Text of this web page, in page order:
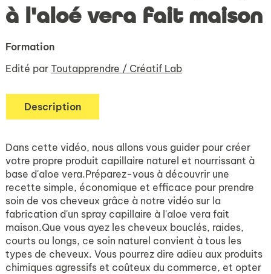
à l'aloé vera fait maison
Formation
Edité par Toutapprendre / Créatif Lab
Description
Dans cette vidéo, nous allons vous guider pour créer
votre propre produit capillaire naturel et nourrissant à
base d'aloe vera.Préparez-vous à découvrir une
recette simple, économique et efficace pour prendre
soin de vos cheveux grâce à notre vidéo sur la
fabrication d'un spray capillaire à l'aloe vera fait
maison.Que vous ayez les cheveux bouclés, raides,
courts ou longs, ce soin naturel convient à tous les
types de cheveux. Vous pourrez dire adieu aux produits
chimiques agressifs et coûteux du commerce, et opter